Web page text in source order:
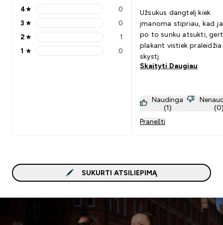
4 stars rating 0 reviews
4★ 0
3 stars rating 0 reviews
3 ★ 0
2 stars rating 1 reviews
2★ 1
1 stars rating 0 reviews
1 ★ 0
Užsukus dangtelį kiek
įmanoma stipriau, kad
po to sunku atsukti,
plakant vistiek praleidžia
skystį.
Skaityti Daugiau
Naudinga
(1)
Pranešti
SUKURTI ATSILIEPIMĄ